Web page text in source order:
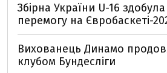
Збірна України U-16
перемогу на Євробаскеті-
Вихованець Динамо
клубом Бундесліги